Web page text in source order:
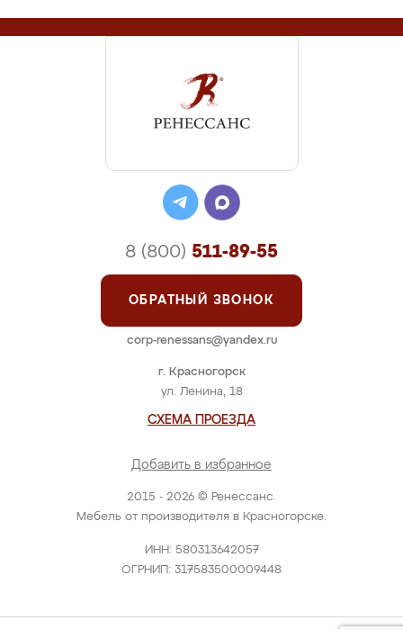
2015 - 2026 © Ренессанс.
Мебель от производителя в Красногорске.
ИНН: 580313642057
ОГРНИП: 317583500009448
г. Красногорск
ул. Ленина, 18
СХЕМА ПРОЕЗДА
Добавить в избранное
8 (800) 511-89-55
ОБРАТНЫЙ ЗВОНОК
corp-renessans@yandex.ru